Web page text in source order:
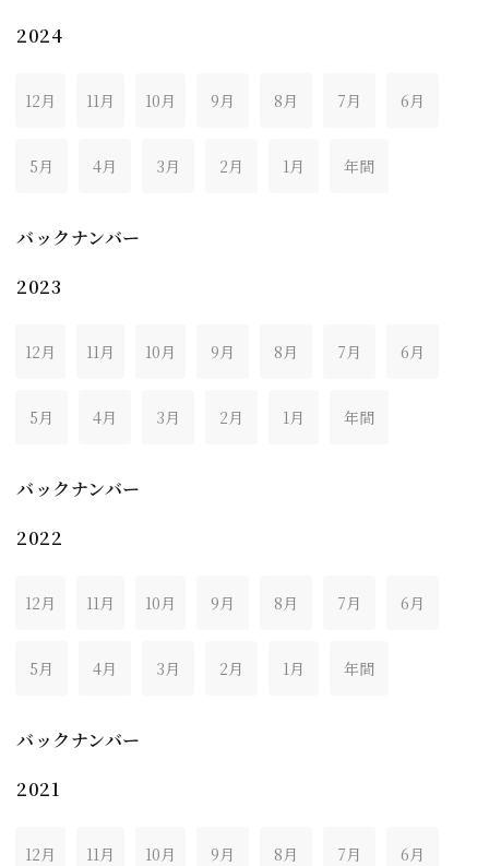
2024
12月 11月 10月 9月 8月 7月 6月
5月 4月 3月 2月 1月 年間
バックナンバー
2023
12月 11月 10月 9月 8月 7月 6月
5月 4月 3月 2月 1月 年間
バックナンバー
2022
12月 11月 10月 9月 8月 7月 6月
5月 4月 3月 2月 1月 年間
バックナンバー
2021
12月 11月 10月 9月 8月 7月 6月